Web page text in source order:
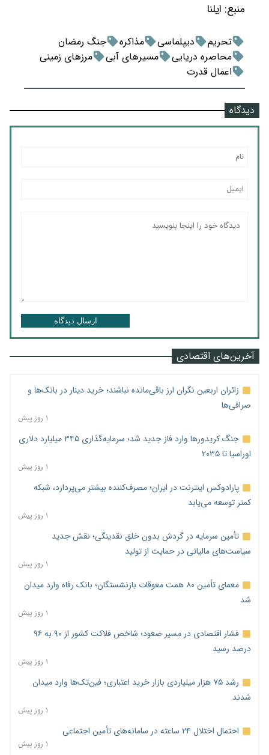
منبع: ایلنا
تحریم دیپلماسی مذاکره
جنگ رمضان
محاصره دریایی
مسیرهای آبی
مرزهای زمینی
اعمال قدرت
دیدگاه
ارسال دیدگاه
آخرین‌های اقتصادی
زائران اربعین نگران ارز باقی‌مانده نباشند؛ خرید دینار در بانک‌ها و
صرافی‌ها
۱ روز پیش
جنگ کریدورها وارد فاز جدید شد؛ سرمایه‌گذاری ۳۴۵ میلیارد دلاری
اوراسیا تا ۲۰۳۵
۱ روز پیش
پارادوکس اینترنت در ایران؛ مصرف‌کننده بیشتر می‌پردازد، شبکه
کمتر توسعه می‌یابد
۱ روز پیش
تأمین سرمایه در گردش بدون خلق نقدینگی؛ نقش جدید
سیاست‌های مالیاتی در حمایت از تولید
۱ روز پیش
معمای تأمین ۸۰ همت معوقات بازنشستگان؛ بانک رفاه وارد میدان
شد
۱ روز پیش
فشار اقتصادی در مسیر صعود؛ شاخص فلاکت کشور از ۹۰ به ۹۶
درصد رسید
۱ روز پیش
رشد ۷۵ هزار میلیاردی بازار خرید اعتباری؛ فین‌تک‌ها وارد میدان
شدند
۱ روز پیش
احتمال اختلال ۲۴ ساعته در سامانه‌های تأمین اجتماعی
۱ روز پیش